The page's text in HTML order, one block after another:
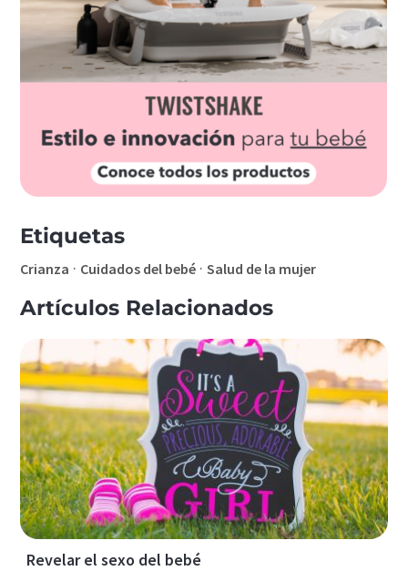
Etiquetas
Crianza · Cuidados del bebé ·Salud de la mujer
Artículos Relacionados
Revelar el sexo del bebé